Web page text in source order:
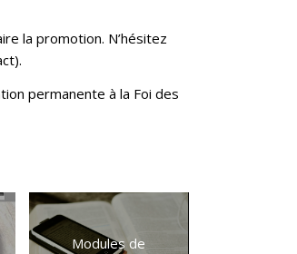
la promotion. N’hésitez
permanente à la Foi des
Modules de